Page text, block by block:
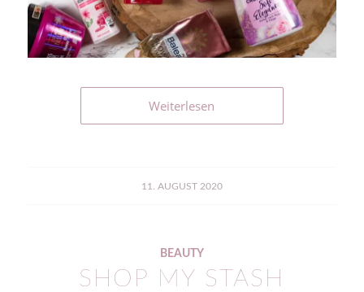
Weiterlesen
11. AUGUST 2020
BEAUTY
SHOP MY STASH